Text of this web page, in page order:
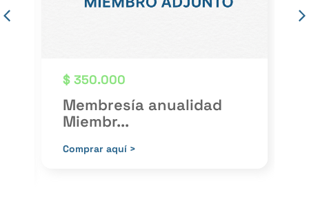
$ 350.000
Membresía anualidad
Miembr...
Comprar aquí >